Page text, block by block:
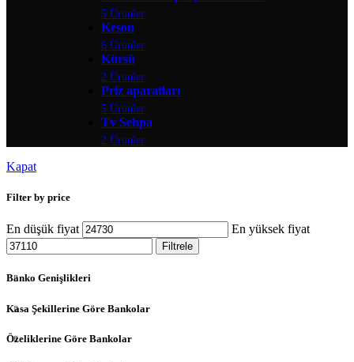
5 Ürünler
Keson
6 Ürünler
Kürsü
2 Ürünler
Priz aparatları
5 Ürünler
Tv Sehpa
2 Ürünler
Kapat
Filter by price
En düşük fiyat En yüksek fiyat
Filtrele
Banko Genişlikleri
Kasa Şekillerine Göre Bankolar
Özeliklerine Göre Bankolar